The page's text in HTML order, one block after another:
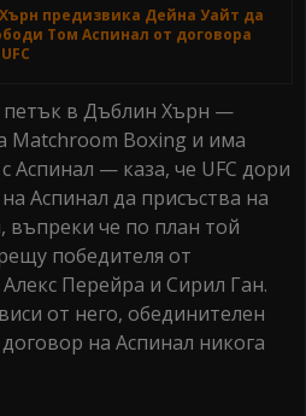
предизвика Дейна Уайт да
Том Аспинал от договора
петък в Дъблин Хърн —
Matchroom Boxing и има
Аспинал — каза, че UFC дори
Аспинал да присъства на
въпреки че по план той
победителя от
Перейра и Сирил Ган.
от него, обединителен
на Аспинал никога